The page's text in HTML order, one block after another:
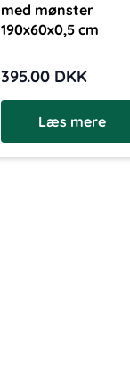
med mønster
190x60x0,5 cm
395.00 DKK
Læs mere